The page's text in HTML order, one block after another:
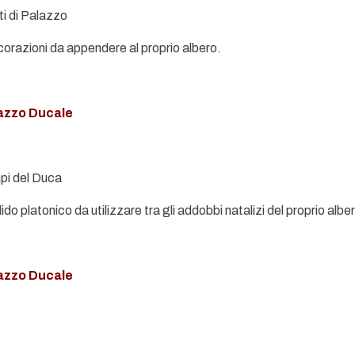
di Palazzo
da appendere al proprio albero.
Ducale
del Duca
platonico da utilizzare tra gli addobbi natalizi del proprio
Ducale